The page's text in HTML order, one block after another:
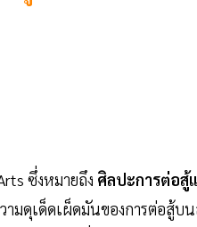
ซึ่งหมายถึง ศิลปะการต่อ
ามดุเด็ดเผ็ดมันของการต่อสู้